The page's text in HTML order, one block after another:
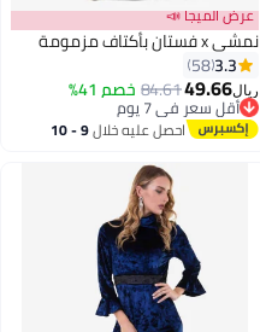
عرض الميجا 📣
نمشي x فستان بأكتاف مزمومة
3.3
58
ريال49.66
84.61خصم 41%
أقل سعر في 7 يوم
أقل سعر في 7 يوماحصل عليه خلال 9 - 10